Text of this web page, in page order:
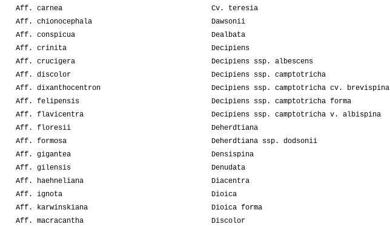
Aff. carnea
Aff. chionocephala
Aff. conspicua
Aff. crinita
Aff. crucigera
Aff. discolor
Aff. dixanthocentron
Aff. felipensis
Aff. flavicentra
Aff. floresii
Aff. formosa
Aff. gigantea
Aff. gilensis
Aff. haehneliana
Aff. ignota
Aff. karwinskiana
Aff. macracantha
Cv. teresia
Dawsonii
Dealbata
Decipiens
Decipiens ssp. albescens
Decipiens ssp. camptotricha
Decipiens ssp. camptotricha cv. brevispina
Decipiens ssp. camptotricha forma
Decipiens ssp. camptotricha v. albispina
Deherdtiana
Deherdtiana ssp. dodsonii
Densispina
Denudata
Diacentra
Dioica
Dioica forma
Discolor